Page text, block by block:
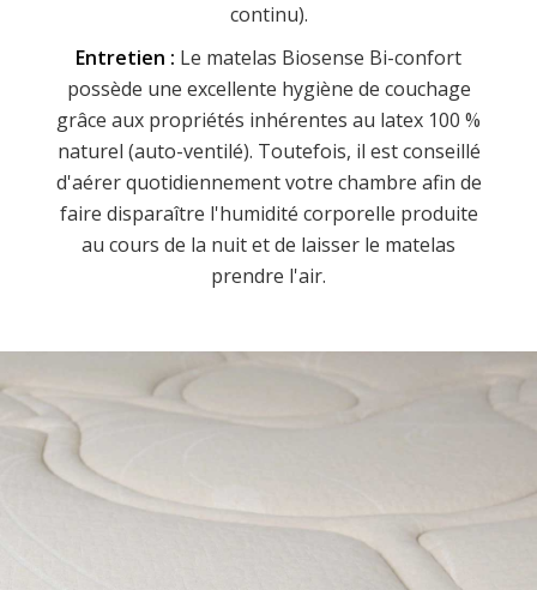
continu).
Entretien : Le matelas Biosense Bi-confort
possède une excellente hygiène de couchage
grâce aux propriétés inhérentes au latex 100 %
naturel (auto-ventilé). Toutefois, il est conseillé
d'aérer quotidiennement votre chambre afin de
faire disparaître l'humidité corporelle produite
au cours de la nuit et de laisser le matelas
prendre l'air.